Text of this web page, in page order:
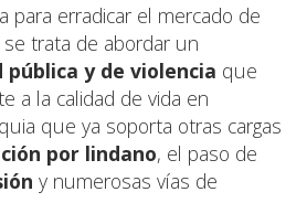
para erradicar el mercado de
se trata de abordar un
pública y de violencia que
a la calidad de vida en
que ya soporta otras cargas
por lindano, el paso de
y numerosas vías de